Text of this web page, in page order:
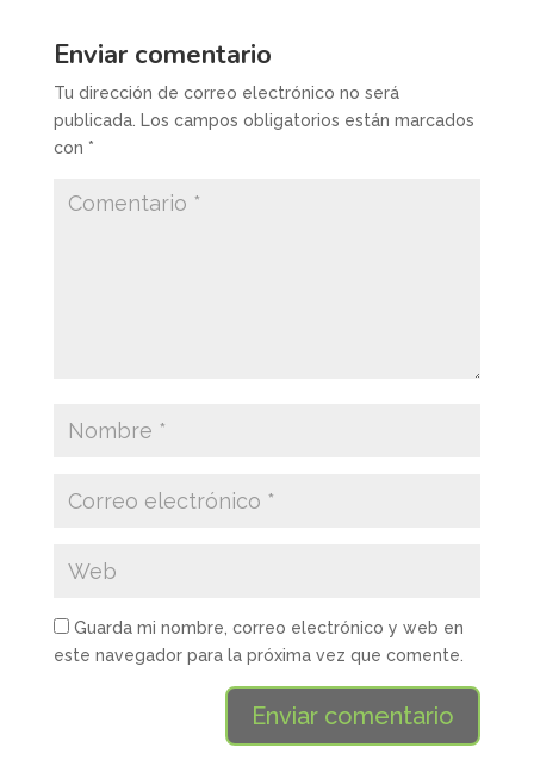
Enviar comentario
Tu dirección de correo electrónico no será
publicada. Los campos obligatorios están marcados
con *
Guarda mi nombre, correo electrónico y web en
este navegador para la próxima vez que comente.